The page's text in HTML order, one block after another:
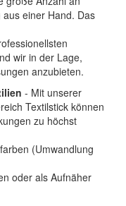
einer Hand. Das
wir in der Lage,
anzubieten.
- Mit unserer
Textilstick können
zu höchst
(Umwandlung
oder als Aufnäher